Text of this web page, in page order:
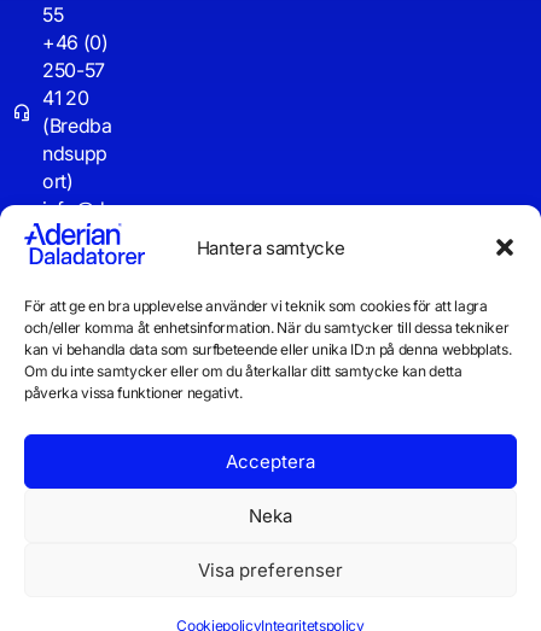
Hantera samtycke
För att ge en bra upplevelse använder vi teknik som cookies för att lagra
och/eller komma åt enhetsinformation. När du samtycker till dessa tekniker
kan vi behandla data som surfbeteende eller unika ID:n på denna webbplats.
Om du inte samtycker eller om du återkallar ditt samtycke kan detta
påverka vissa funktioner negativt.
Acceptera
Neka
Visa preferenser
CookiepolicyIntegritetspolicy
55
+46 (0)
250-57
41 20
(Bredba
ndsupp
ort)
info@d
aladator
er.se
Driftinf
o
© 2026 Daladatorer AB
Cookiepolicy